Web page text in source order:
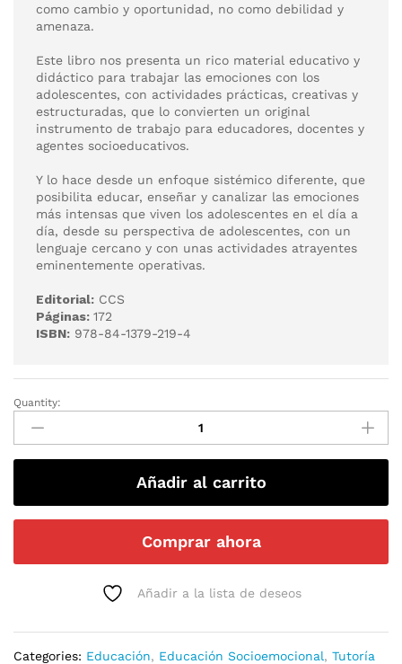
como cambio y oportunidad, no como debilidad y
amenaza.
Este libro nos presenta un rico material educativo y
didáctico para trabajar las emociones con los
adolescentes, con actividades prácticas, creativas y
estructuradas, que lo convierten un original
instrumento de trabajo para educadores, docentes y
agentes socioeducativos.
Y lo hace desde un enfoque sistémico diferente, que
posibilita educar, enseñar y canalizar las emociones
más intensas que viven los adolescentes en el día a
día, desde su perspectiva de adolescentes, con un
lenguaje cercano y con unas actividades atrayentes
eminentemente operativas.
Editorial: CCS
Páginas: 172
ISBN: 978-84-1379-219-4
Quantity:
Añadir al carrito
Comprar ahora
Añadir a la lista de deseos
Categories: Educación, Educación Socioemocional, Tutoría